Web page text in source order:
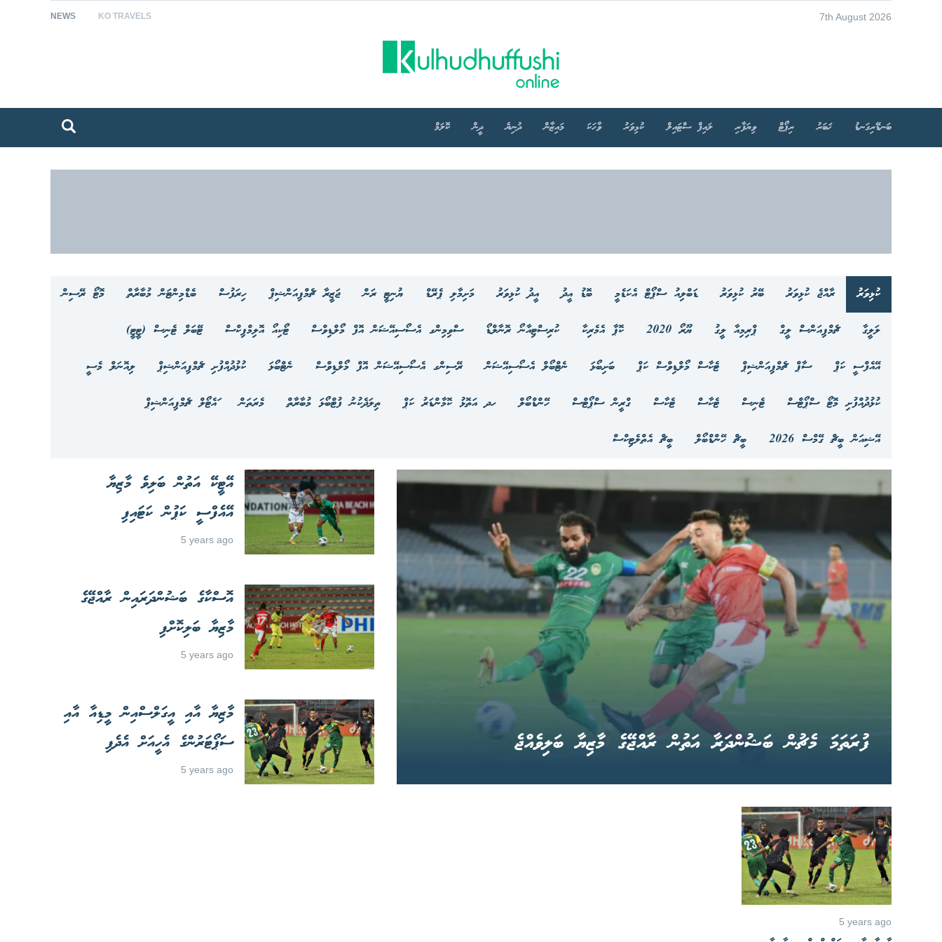
NEWS KO TRAVELS 7th August 2026
ބަނޑޭރިގަނޑު ޚަބަރު ރިޕޯޓް ވިޔަފާރި ލައިފް ސްޓައިލް ކުޅިވަރު ވާހަކަ މައިޒާން ދުނިޔެ ދީން ކޮލަމް
ކުޅިވަރު ރާއްޖެ ކުޅިވަރު ބޭރު ކުޅިވަރު ޑަބްލިއު ސްޕޯޓް އެކަޑެމީ ބޮޑު އީދު އީދު ކުޅިވަރު މަށިމާލި ޕެރޭޑް ޔުނިޓީ ރަން ޖަޒީރާ ޗެމްޕިއަންޝިޕް ހިރަފުސް ބެޑްމިންޓަން މުބާރާތް
މޮޓޯ ރޭސިން
ލަލީގާ
ޗެމްޕިއަންސް ލީގް ޕްރިމިއާ ލީގު ޔޫރޯ 2020 ކޮޕާ އެމެރިކާ ކުރިސްޓިއާނޯ ރޮނާލްޑޯ ސްވިމިންގ އެސޯސިއޭޝަން އޮފް މޯލްޑިވްސް ޓޯކިއޯ އޮލިމްޕިކްސް
ޓޭބަލް ޓެނިސް (ޓީޓީ)
އޭއެފްސީ ކަޕް
ސާޕް ޗެމްޕިއަންޝިޕް ޓެކާސް މޯލްޑިވްސް ކަޕް ބަށިބޯޅަ ނެޓްބޯލް އެސޯސިއޭޝަން ރޭސިންގ އެސޯސިއޭޝަން އޮފް މޯލްޑިވްސް ނެޓްބޯޅަ ކުޅުދުއްފުށި ޗެމްޕިއަންޝިޕް
ލިއޮނަލް މެސީ
ކުޅުދުއްފުށި މޮޓޯ ސްޕޯޓްސް
ޓެނިސް ޓެކާސް ޓެކާސް ގްރީން ސްޕޯޓްސް ހޭންޑްބޯލް ހދ އަތޮޅު ކޮމާންޑަރު ކަޕް ތިލަދެކުނު ފުޓްބޯޅަ މުބާރާތް މެރަތަން
ައެޓޯލް ޗެމްޕިއަންޝިޕް
އޭޝިއަން ބީޗް ގޭމްސް 2026
ބީޗް ހޭންޑްބޯލް ބީޗް އެތްލެޓިކްސް
ފުރަތަމަ މެޗުން ބަޝުންދަރާ އަތުން ރާއްޖޭގެ މާޒިޔާ ބަލިވެއްޖެ
އޭޓީކޭ އަތުން ބަލިވެ މާޒިޔާ
އޭއެފްސީ ކަޕުން ކަޓައިފި
5 years ago
އޮސްކާގެ ބަޝުންދަރައިން ރާއްޖޭގެ
މާޒިޔާ ބަލިކޮށްފި
5 years ago
މާޒިޔާ އާއި އީގަލްސްއިން މީޑިއާ އާއި
ސަޕޯޓަރުންގެ އެހީއަށް އެދެފި
5 years ago
5 years ago